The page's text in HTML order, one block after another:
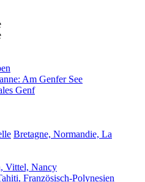
Am Genfer See
Genf
Bretagne, Normandie, La
Vittel, Nancy
Französisch-Polynesien